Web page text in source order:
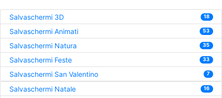
Salvaschermi 3D 18
Salvaschermi Animati 53
Salvaschermi Natura 35
Salvaschermi Feste 33
Salvaschermi San Valentino 7
Salvaschermi Natale 16